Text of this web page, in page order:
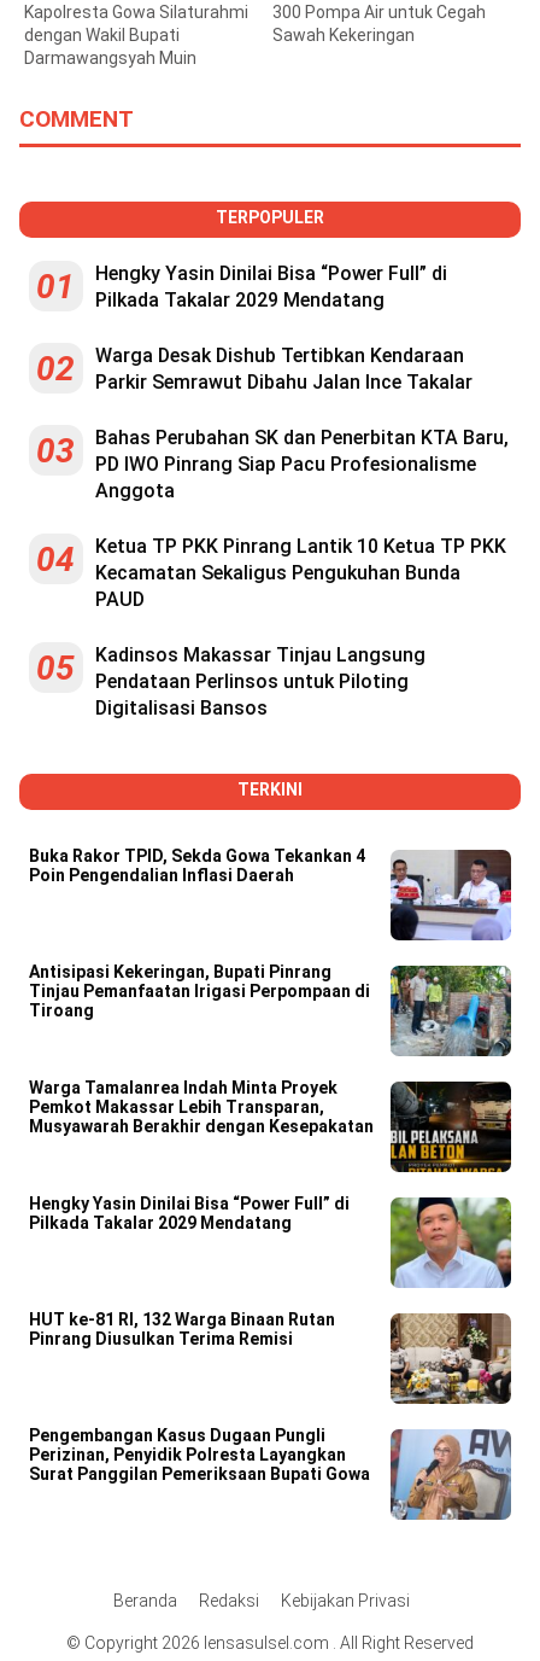
Kapolresta Gowa Silaturahmi
dengan Wakil Bupati
Darmawangsyah Muin
300 Pompa Air untuk Cegah
Sawah Kekeringan
COMMENT
TERPOPULER
01
Hengky Yasin Dinilai Bisa “Power Full” di
Pilkada Takalar 2029 Mendatang
02
Warga Desak Dishub Tertibkan Kendaraan
Parkir Semrawut Dibahu Jalan Ince Takalar
03
Bahas Perubahan SK dan Penerbitan KTA Baru,
PD IWO Pinrang Siap Pacu Profesionalisme
Anggota
04
Ketua TP PKK Pinrang Lantik 10 Ketua TP PKK
Kecamatan Sekaligus Pengukuhan Bunda
PAUD
05
Kadinsos Makassar Tinjau Langsung
Pendataan Perlinsos untuk Piloting
Digitalisasi Bansos
TERKINI
Buka Rakor TPID, Sekda Gowa Tekankan 4
Poin Pengendalian Inflasi Daerah
Antisipasi Kekeringan, Bupati Pinrang
Tinjau Pemanfaatan Irigasi Perpompaan di
Tiroang
Warga Tamalanrea Indah Minta Proyek
Pemkot Makassar Lebih Transparan,
Musyawarah Berakhir dengan Kesepakatan
Hengky Yasin Dinilai Bisa “Power Full” di
Pilkada Takalar 2029 Mendatang
HUT ke-81 RI, 132 Warga Binaan Rutan
Pinrang Diusulkan Terima Remisi
Pengembangan Kasus Dugaan Pungli
Perizinan, Penyidik Polresta Layangkan
Surat Panggilan Pemeriksaan Bupati Gowa
Beranda Redaksi Kebijakan Privasi
© Copyright 2026 lensasulsel.com . All Right Reserved